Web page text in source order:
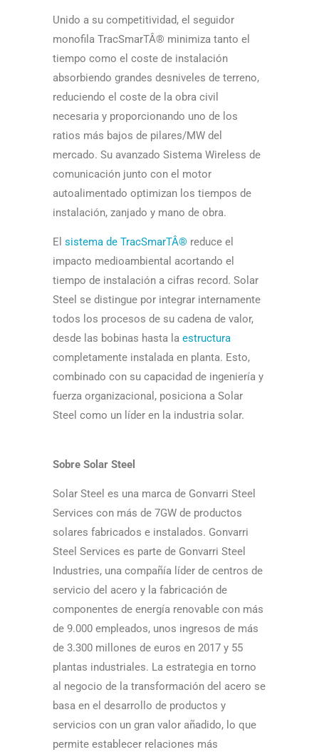
Unido a su competitividad, el seguidor
monofila TracSmarTÂ® minimiza tanto el
tiempo como el coste de instalación
absorbiendo grandes desniveles de terreno,
reduciendo el coste de la obra civil
necesaria y proporcionando uno de los
ratios más bajos de pilares/MW del
mercado. Su avanzado Sistema Wireless de
comunicación junto con el motor
autoalimentado optimizan los tiempos de
instalación, zanjado y mano de obra.
El sistema de TracSmarTÂ® reduce el
impacto medioambiental acortando el
tiempo de instalación a cifras record. Solar
Steel se distingue por integrar internamente
todos los procesos de su cadena de valor,
desde las bobinas hasta la estructura
completamente instalada en planta. Esto,
combinado con su capacidad de ingeniería y
fuerza organizacional, posiciona a Solar
Steel como un líder en la industria solar.
Sobre Solar Steel
Solar Steel es una marca de Gonvarri Steel
Services con más de 7GW de productos
solares fabricados e instalados. Gonvarri
Steel Services es parte de Gonvarri Steel
Industries, una compañía líder de centros de
servicio del acero y la fabricación de
componentes de energí­a renovable con más
de 9.000 empleados, unos ingresos de más
de 3.300 millones de euros en 2017 y 55
plantas industriales. La estrategia en torno
al negocio de la transformación del acero se
basa en el desarrollo de productos y
servicios con un gran valor añadido, lo que
permite establecer relaciones más